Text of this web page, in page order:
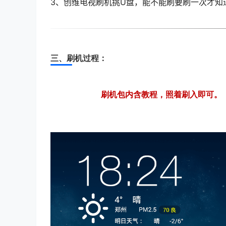
3、创维电视刷机挑U盘，能不能刷要刷一次才知
三、刷机过程：
刷机包内含教程，照着刷入即可。